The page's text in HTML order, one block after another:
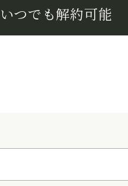
いつでも解約可能